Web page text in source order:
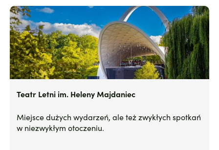
Teatr Letni im. Heleny Majdaniec
Miejsce dużych wydarzeń, ale też zwykłych spotkań
w niezwykłym otoczeniu.